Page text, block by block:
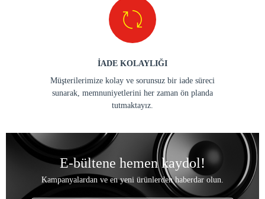
İADE KOLAYLIĞI
Müşterilerimize kolay ve sorunsuz bir iade süreci
sunarak, memnuniyetlerini her zaman ön planda
tutmaktayız.
E-bültene hemen kaydol!
Kampanyalardan ve en yeni ürünlerden haberdar olun.